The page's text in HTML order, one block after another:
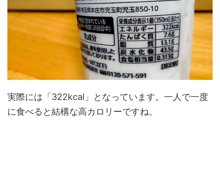
実際には「322kcal」となっています。一人で一度
に食べると結構な高カロリーですね。